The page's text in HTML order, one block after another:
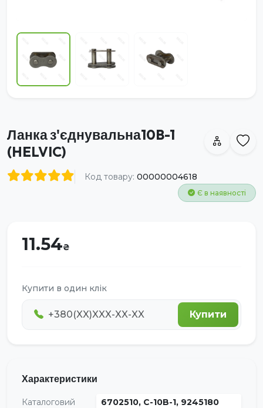
Ланка з'єднувальна10B-1
(HELVIC)
Код товару: 00000004618
Є в наявності
11.54
Купити в один клік
Купити
Характеристики
Каталоговий
6702510, C-10B-1, 9245180